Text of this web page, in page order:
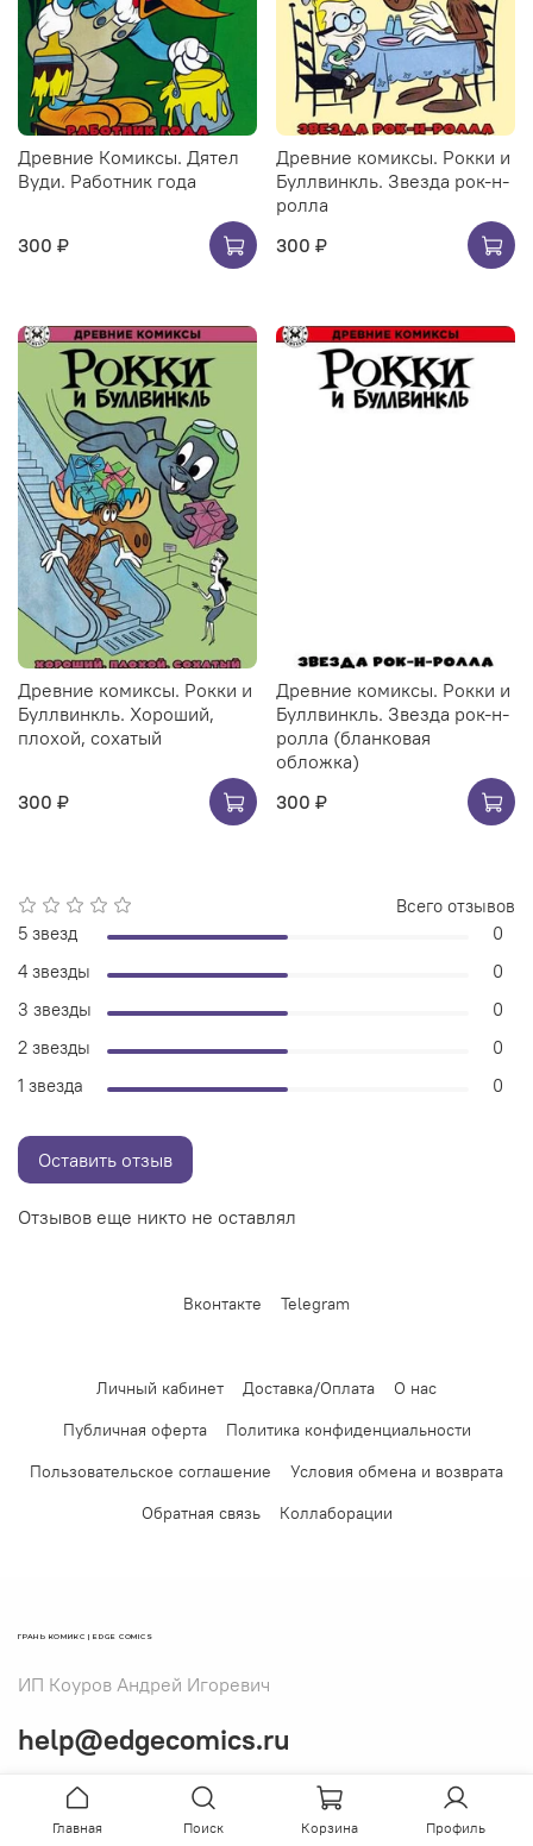
Древние Комиксы. Дятел
Вуди. Работник года
300 ₽
Древние комиксы. Рокки и
Буллвинкль. Звезда рок-н-
ролла
300 ₽
Древние комиксы. Рокки и
Буллвинкль. Хороший,
плохой, сохатый
300 ₽
Древние комиксы. Рокки и
Буллвинкль. Звезда рок-н-
ролла (бланковая
обложка)
300 ₽
Отзывов еще никто не оставлял
Всего отзывов
5 звезд
0
4 звезды
0
3 звезды
0
2 звезды
0
1 звезда
0
Оставить отзыв
Вконтакте Telegram
Личный кабинет Доставка/Оплата
О нас
Публичная оферта
Политика конфиденциальности
Пользовательское соглашение
Условия обмена и возврата
Обратная связь
Коллаборации
ГРАНЬ КОМИКС | EDGE COMICS
ИП Коуров Андрей Игоревич
help@edgecomics.ru
Главная Поиск Корзина Профиль